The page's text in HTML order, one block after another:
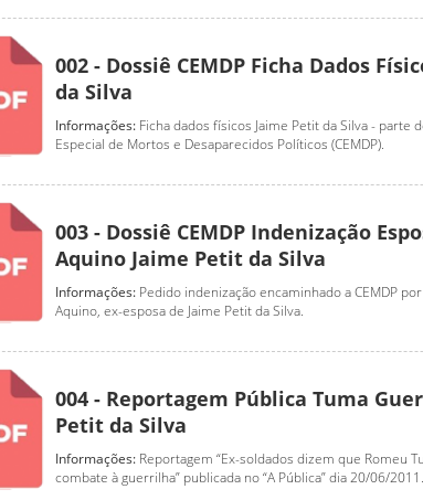
002 - Dossiê CEMDP Ficha Dados
da Silva
Informações: Ficha dados físicos Jaime Petit da Silva - parte
Especial de Mortos e Desaparecidos Políticos (CEMDP).
003 - Dossiê CEMDP Indenização
Aquino Jaime Petit da Silva
Informações: Pedido indenização encaminhado a CEMDP
Aquino, ex-esposa de Jaime Petit da Silva.
004 - Reportagem Pública Tuma
Petit da Silva
Informações: Reportagem “Ex-soldados dizem que Romeu
combate à guerrilha” publicada no “A Pública” dia 20/06/2011.